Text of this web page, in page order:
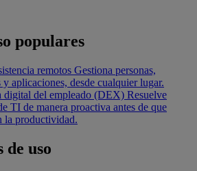
populares
remotos Gestiona personas,
aplicaciones, desde cualquier lugar.
digital del empleado (DEX) Resuelve
TI de manera proactiva antes de que
la productividad.
de uso